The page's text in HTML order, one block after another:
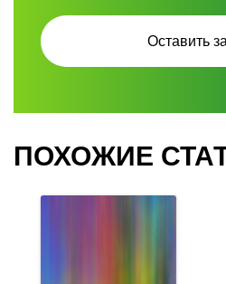
ПОХОЖИЕ